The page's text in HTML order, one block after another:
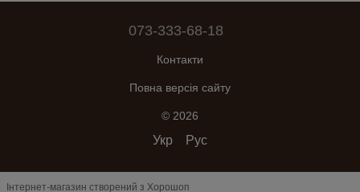
073-333-68-18
Контакти
Повна версія сайту
© 2026
Укр Рус
Інтернет-магазин створений з Хорошоп